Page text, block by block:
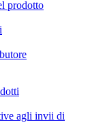
prodotto
agli invii di